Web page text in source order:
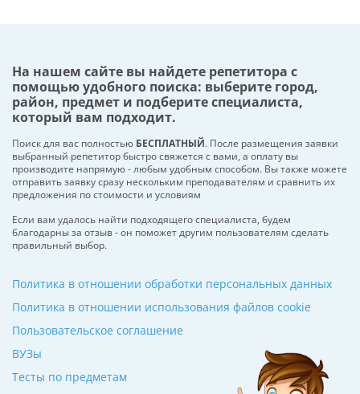
На нашем сайте вы найдете репетитора с
помощью удобного поиска: выберите город,
район, предмет и подберите специалиста,
который вам подходит.
Поиск для вас полностью БЕСПЛАТНЫЙ. После размещения заявки
выбранный репетитор быстро свяжется с вами, а оплату вы
производите напрямую - любым удобным способом. Вы также можете
отправить заявку сразу нескольким преподавателям и сравнить их
предложения по стоимости и условиям
Если вам удалось найти подходящего специалиста, будем
благодарны за отзыв - он поможет другим пользователям сделать
правильный выбор.
ВУЗы
Тесты по предметам
Политика в отношении обработки персональных данных
Политика в отношении использования файлов cookie
Пользовательское соглашение